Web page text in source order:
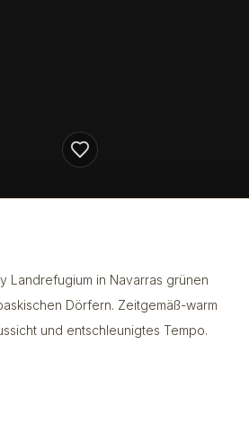
Landrefugium in Navarras grünen
Dörfern. Zeitgemäß-warm
und entschleunigtes Tempo.